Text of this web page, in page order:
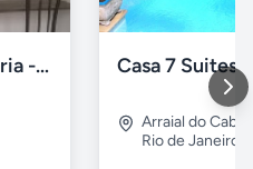
Pensionato da Dona Maria - Uberlândia/MG
Arraial do Cabo
Rio de Janeiro